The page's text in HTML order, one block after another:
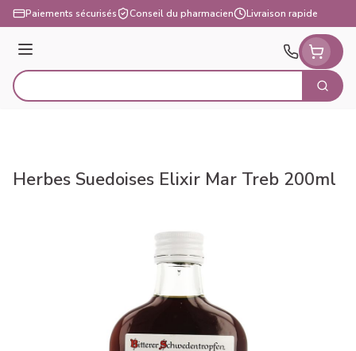
Aller au contenu
Paiements sécurisés Conseil du pharmacien Livraison rapide
Menu
Rechercher
Herbes Suedoises Elixir Mar Treb 200ml